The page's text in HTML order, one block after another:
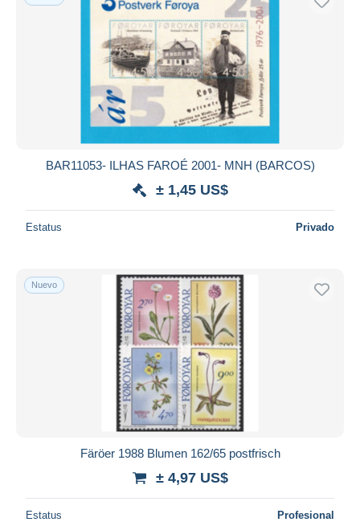
BAR11053- ILHAS FAROÉ 2001- MNH (BARCOS)
± 1,45 US$
Estatus Privado
Nuevo
Färöer 1988 Blumen 162/65 postfrisch
± 4,97 US$
Estatus Profesional